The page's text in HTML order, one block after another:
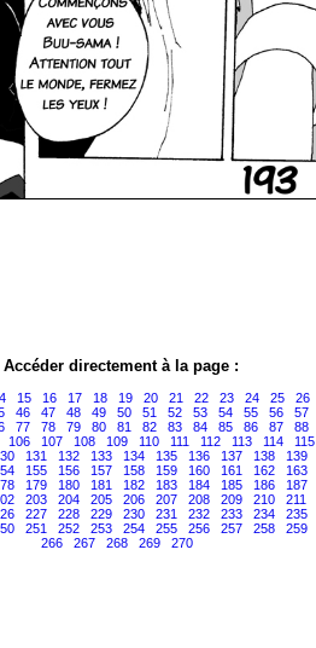
Accéder directement à la page :
15 16 17 18 19 20 21 22 23 24 25 26
46 47 48 49 50 51 52 53 54 55 56 57
77 78 79 80 81 82 83 84 85 86 87 88
106 107 108 109 110 111 112 113 114 115
131 132 133 134 135 136 137 138 139
155 156 157 158 159 160 161 162 163
179 180 181 182 183 184 185 186 187
203 204 205 206 207 208 209 210 211
227 228 229 230 231 232 233 234 235
251 252 253 254 255 256 257 258 259
266
267 268 269 270